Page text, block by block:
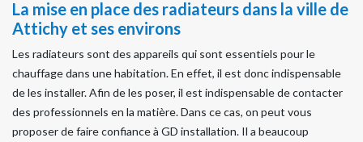
La mise en place des radiateurs dans la ville de
Attichy et ses environs
Les radiateurs sont des appareils qui sont essentiels pour le
chauffage dans une habitation. En effet, il est donc indispensable
de les installer. Afin de les poser, il est indispensable de contacter
des professionnels en la matière. Dans ce cas, on peut vous
proposer de faire confiance à GD installation. Il a beaucoup